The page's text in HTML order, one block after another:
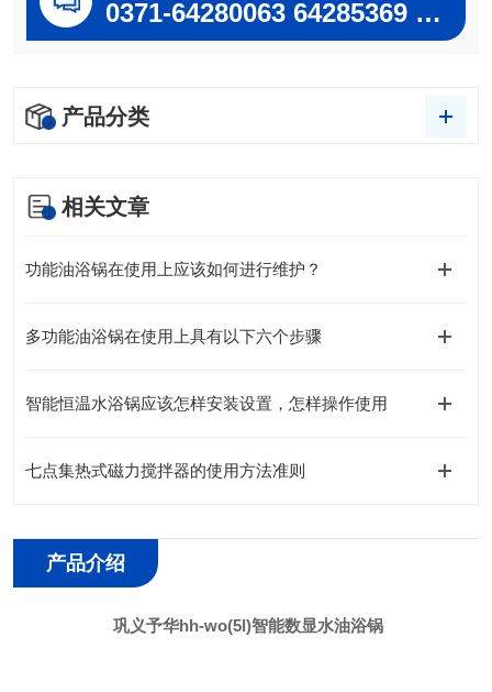
0371-64280063 64285369 64285222
产品分类
相关文章
功能油浴锅在使用上应该如何进行维护？
多功能油浴锅在使用上具有以下六个步骤
智能恒温水浴锅应该怎样安装设置，怎样操作使用
七点集热式磁力搅拌器的使用方法准则
产品介绍
巩义予华hh-wo(5l)智能数显水油浴锅